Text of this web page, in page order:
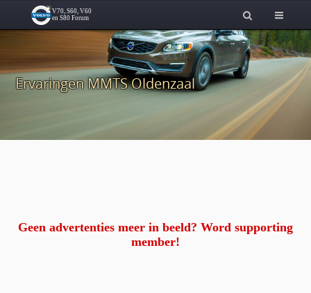
Ervaringen MMTS Oldenzaal
Geen advertenties meer in beeld? Word supporting
member!